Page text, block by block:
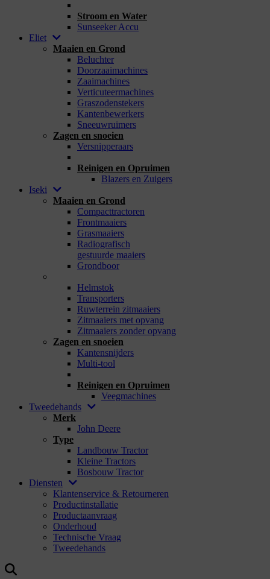
Stroom en Water
Sunseeker Accu
Eliet
Maaien en Grond
Beluchter
Doorzaaimachines
Zaaimachines
Verticuteermachines
Graszodenstekers
Kantenbewerkers
Sneeuwruimers
Zagen en snoeien
Versnipperaars
Reinigen en Opruimen
Blazers en Zuigers
Iseki
Maaien en Grond
Compacttractoren
Frontmaaiers
Grasmaaiers
Radiografisch
gestuurde maaiers
Grondboor
Helmstok
Transporters
Ruwterrein zitmaaiers
Zitmaaiers met opvang
Zitmaaiers zonder opvang
Zagen en snoeien
Kantensnijders
Multi-tool
Reinigen en Opruimen
Veegmachines
Tweedehands
Merk
John Deere
Type
Landbouw Tractor
Kleine Tractors
Bosbouw Tractor
Diensten
Klantenservice & Retourneren
Productinstallatie
Productaanvraag
Onderhoud
Technische Vraag
Tweedehands